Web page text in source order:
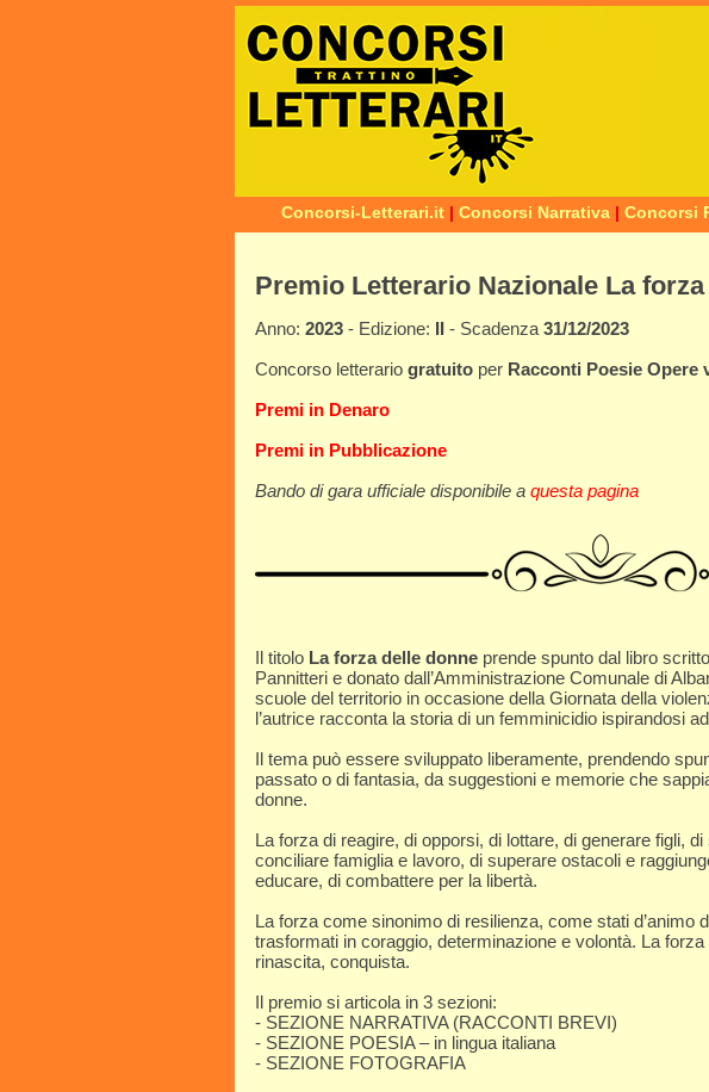
Concorsi-Letterari.it | Concorsi Narrativa | Concorsi
Premio Letterario Nazionale La
Anno: 2023 - Edizione: - Scadenza31/12/2023
Concorso letterario gratuito per Racconti Poesie Opere
Premi in Denaro
Premi in Pubblicazione
Bando di gara ufficiale disponibile a questa pagina
Il titolo La forza delle donne prende spunto dal libro
Pannitteri e donato dall’Amministrazione Comunale di
scuole del territorio in occasione della Giornata della
l’autrice racconta la storia di un femminicidio ispirandosi
Il tema può essere sviluppato liberamente, prendendo
passato o di fantasia, da suggestioni e memorie che
donne.
La forza di reagire, di opporsi, di lottare, di generare figli,
conciliare famiglia e lavoro, di superare ostacoli e
educare, di combattere per la libertà.
La forza come sinonimo di resilienza, come stati d’animo
trasformati in coraggio, determinazione e volontà. La
rinascita, conquista.
Il premio si articola in 3 sezioni:
- SEZIONE NARRATIVA (RACCONTI BREVI)
- SEZIONE POESIA – in lingua italiana
- SEZIONE FOTOGRAFIA